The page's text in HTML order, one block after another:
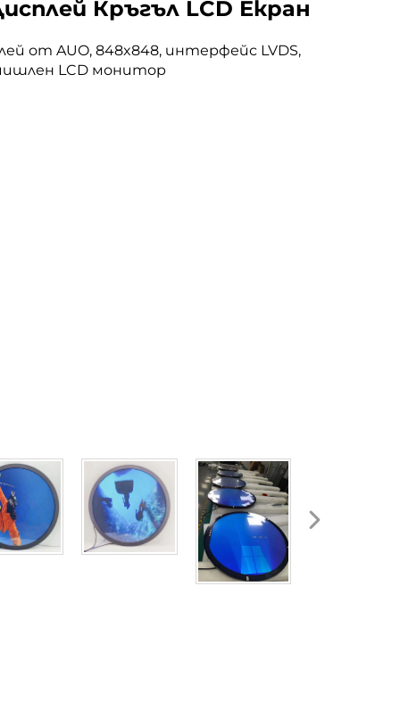
Кръгъл LCD Екран
от AUO, 848x848, интерфейс LVDS,
LCD монитор